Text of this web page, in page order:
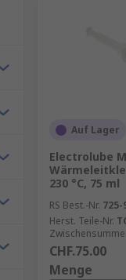
Auf Lager
Electrolube
230 °C, 75 ml
RS Best.-Nr. 725-
Herst. Teile-Nr.
Zwischensumme
CHF.75.00
Menge